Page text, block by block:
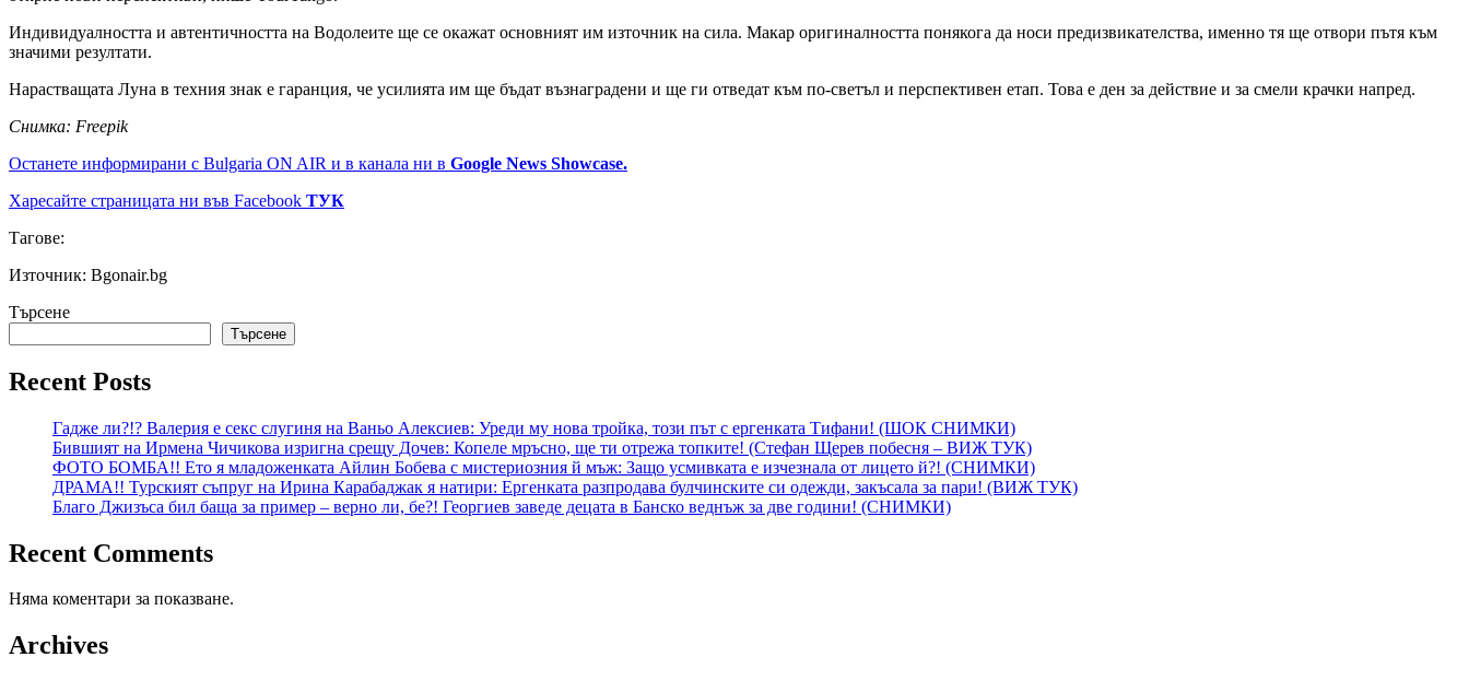
Индивидуалността и автентичността на Водолеите ще се окажат основният им източник на сила. Макар оригиналността понякога да носи предизвикателства, именно тя ще отвори пътя към
значими резултати.
Нарастващата Луна в техния знак е гаранция, че усилията им ще бъдат възнаградени и ще ги отведат към по-светъл и перспективен етап. Това е ден за действие и за смели крачки напред.
Снимка: Freepik
Останете информирани с Bulgaria ON AIR и в канала ни в Google News Showcase.
Харесайте страницата ни във Facebook ТУК
Тагове:
Източник: Bgonair.bg
Търсене
Търсене
Recent Posts
Гадже ли?!? Валерия е секс слугиня на Ваньо Алексиев: Уреди му нова тройка, този път с ергенката Тифани! (ШОК СНИМКИ)
Бившият на Ирмена Чичикова изригна срещу Дочев: Копеле мръсно, ще ти отрежа топките! (Стефан Щерев побесня – ВИЖ ТУК)
ФОТО БОМБА!! Ето я младоженката Айлин Бобева с мистериозния й мъж: Защо усмивката е изчезнала от лицето й?! (СНИМКИ)
ДРАМА!! Турският съпруг на Ирина Карабаджак я натири: Ергенката разпродава булчинските си одежди, закъсала за пари! (ВИЖ ТУК)
Благо Джизъса бил баща за пример – верно ли, бе?! Георгиев заведе децата в Банско веднъж за две години! (СНИМКИ)
Recent Comments
Няма коментари за показване.
Archives